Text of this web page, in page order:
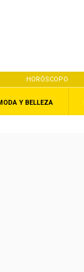
HORÓSCOPO
Y BELLEZA